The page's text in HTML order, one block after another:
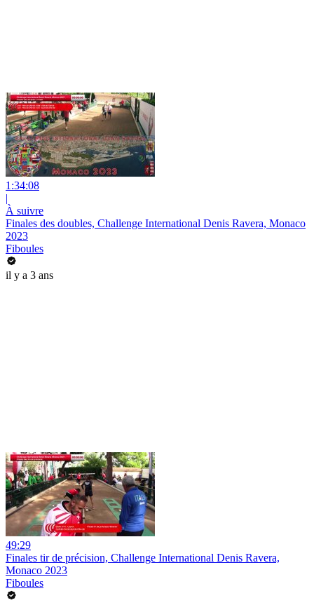
1:34:08
|
À suivre
Finales des doubles, Challenge International Denis Ravera, Monaco
2023
Fiboules
il y a 3 ans
49:29
Finales tir de précision, Challenge International Denis Ravera,
Monaco 2023
Fiboules